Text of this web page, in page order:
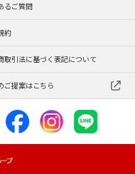
るご質問
約
取引法に基づく表記について
ご提案はこちら